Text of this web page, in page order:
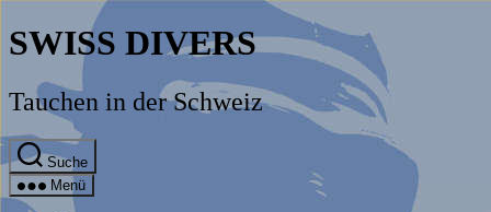
Direkt
zum
wechseln
SWISS DIVERS
Tauchen in der Schweiz
Suche
Menü